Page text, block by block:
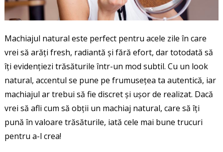
Machiajul natural este perfect pentru acele zile în care
vrei să arăți fresh, radiantă și fără efort, dar totodată să
îți evidențiezi trăsăturile într-un mod subtil. Cu un look
natural, accentul se pune pe frumusețea ta autentică, iar
machiajul ar trebui să fie discret și ușor de realizat. Dacă
vrei să afli cum să obții un machiaj natural, care să îți
pună în valoare trăsăturile, iată cele mai bune trucuri
pentru a-l crea!